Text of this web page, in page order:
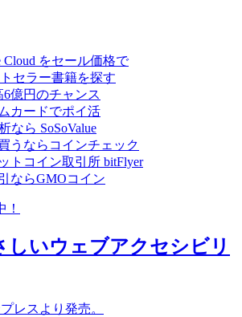
Cloud をセール価格で
セラー書籍を探す
6億円のチャンス
カードでポイ活
なら SoSoValue
うならコインチェック
トコイン取引所 bitFlyer
ならGMOコイン
しいウェブアクセシビリ
レスより発売。